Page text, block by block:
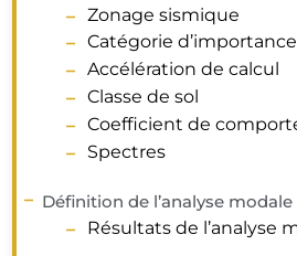
Zonage sismique
Catégorie d’importance
Accélération de calcul
Classe de sol
Coefficient de
Spectres
Définition de l’analyse modale
Résultats de l’analyse